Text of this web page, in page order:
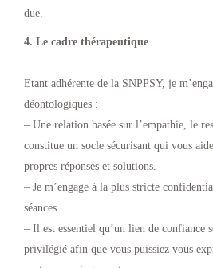
due.
4. Le cadre thérapeutique
Etant adhérente de la SNPPSY, je
déontologiques :
– Une relation basée sur l’empathie, le
constitue un socle sécurisant qui vous
propres réponses et solutions.
– Je m’engage à la plus stricte
séances.
– Il est essentiel qu’un lien de confiance
privilégié afin que vous puissiez vous